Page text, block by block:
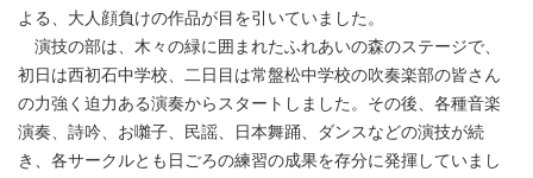
よる、大人顔負けの作品が目を引いていました。
演技の部は、木々の緑に囲まれたふれあいの森のステージで、
初日は西初石中学校、二日目は常盤松中学校の吹奏楽部の皆さん
の力強く迫力ある演奏からスタートしました。その後、各種音楽
演奏、詩吟、お囃子、民謡、日本舞踊、ダンスなどの演技が続
き、各サークルとも日ごろの練習の成果を存分に発揮していまし